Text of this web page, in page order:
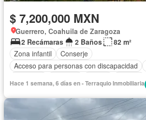
$ 7,200,000 MXN
Guerrero, Coahuila de Zaragoza
2 Recámaras
2 Baños
82 m²
Zona infantil
Conserje
Acceso para personas con discapacidad
Hace 1 semana, 6 días en - Terraquio Inmobiliaria